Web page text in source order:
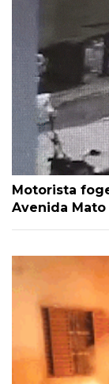
Motorista
Avenida Mato